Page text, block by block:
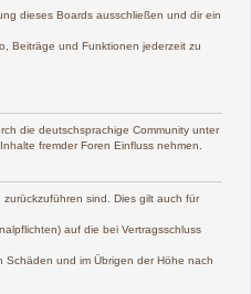
dieses Boards ausschließen und dir ein
Beiträge und Funktionen jederzeit zu
die deutschsprachige Community unter
fremder Foren Einfluss nehmen.
sind. Dies gilt auch für
auf die bei Vertragsschluss
Schäden und im Übrigen der Höhe nach